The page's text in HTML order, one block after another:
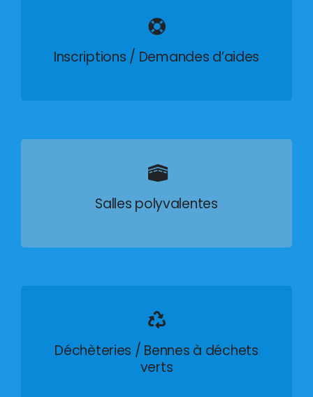
Inscriptions / Demandes d’aides
Salles polyvalentes
Déchèteries / Bennes à déchets
verts